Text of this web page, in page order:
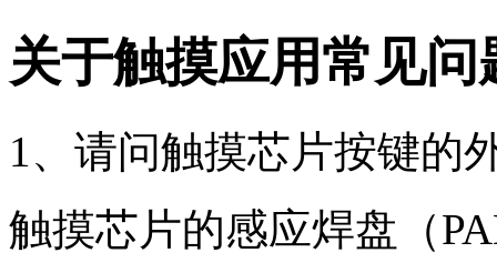
关于触摸应用常见问
1、请问触摸芯片按键的
触摸芯片的感应焊盘（